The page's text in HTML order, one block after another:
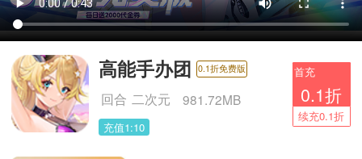
高能手办团 0.1折免费版
回合 二次元 981.72MB
充值1:10
首充
0.1折
续充0.1折